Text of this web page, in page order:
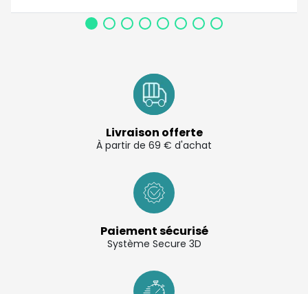
Livraison offerte
À partir de 69 € d'achat
Paiement sécurisé
Système Secure 3D